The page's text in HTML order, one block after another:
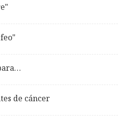
de cáncer